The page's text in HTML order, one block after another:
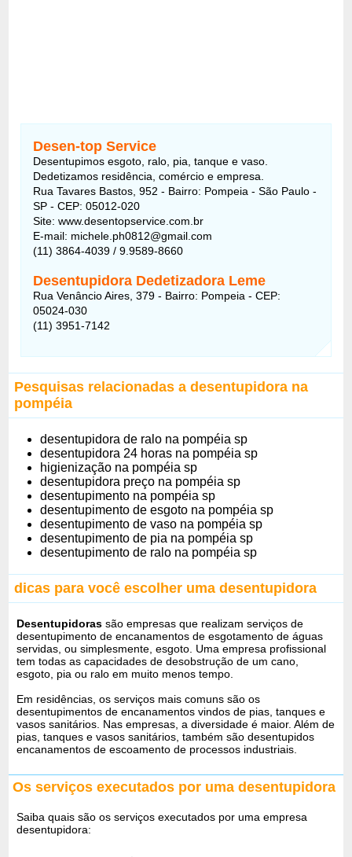
Desen-top Service
Desentupimos esgoto, ralo, pia, tanque e vaso.
Dedetizamos residência, comércio e empresa.
Rua Tavares Bastos, 952 - Bairro: Pompeia - São Paulo -
SP - CEP: 05012-020
Site: www.desentopservice.com.br
E-mail: michele.ph0812@gmail.com
(11) 3864-4039 / 9.9589-8660
Desentupidora Dedetizadora Leme
Rua Venâncio Aires, 379 - Bairro: Pompeia - CEP:
05024-030
(11) 3951-7142
Pesquisas relacionadas a desentupidora na
pompéia
desentupidora de ralo na pompéia sp
desentupidora 24 horas na pompéia sp
higienização na pompéia sp
desentupidora preço na pompéia sp
desentupimento na pompéia sp
desentupimento de esgoto na pompéia sp
desentupimento de vaso na pompéia sp
desentupimento de pia na pompéia sp
desentupimento de ralo na pompéia sp
dicas para você escolher uma desentupidora
Desentupidoras são empresas que realizam serviços de
desentupimento de encanamentos de esgotamento de águas
servidas, ou simplesmente, esgoto. Uma empresa profissional
tem todas as capacidades de desobstrução de um cano,
esgoto, pia ou ralo em muito menos tempo.
Em residências, os serviços mais comuns são os
desentupimentos de encanamentos vindos de pias, tanques e
vasos sanitários. Nas empresas, a diversidade é maior. Além de
pias, tanques e vasos sanitários, também são desentupidos
encanamentos de escoamento de processos industriais.
Os serviços executados por uma desentupidora
Saiba quais são os serviços executados por uma empresa
desentupidora: